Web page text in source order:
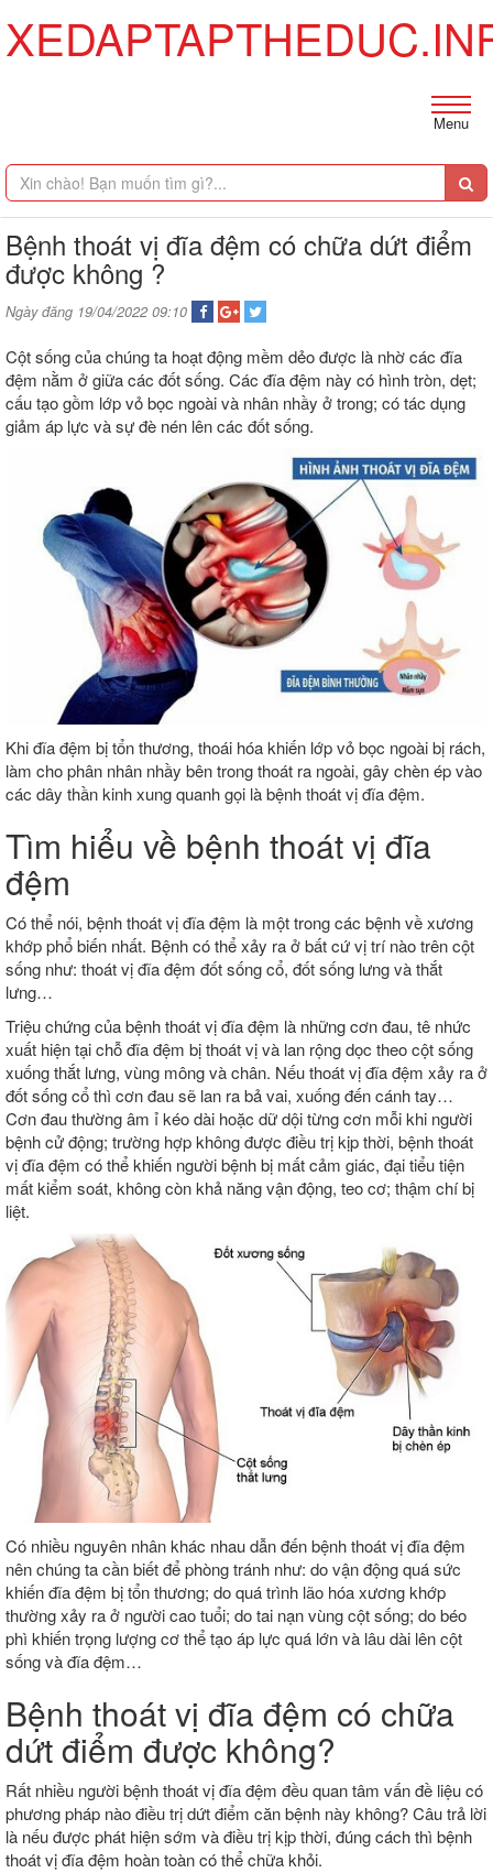
Menu
Bệnh thoát vị đĩa đệm có chữa dứt điểm
được không ?
Ngày đăng 19/04/2022 09:10
Cột sống của chúng ta hoạt động mềm dẻo được là nhờ các đĩa
đệm nằm ở giữa các đốt sống. Các đĩa đệm này có hình tròn, dẹt;
cấu tạo gồm lớp vỏ bọc ngoài và nhân nhầy ở trong; có tác dụng
giảm áp lực và sự đè nén lên các đốt sống.
Khi đĩa đệm bị tổn thương, thoái hóa khiến lớp vỏ bọc ngoài bị rách,
làm cho phân nhân nhầy bên trong thoát ra ngoài, gây chèn ép vào
các dây thần kinh xung quanh gọi là bệnh thoát vị đĩa đệm.
Tìm hiểu về bệnh thoát vị đĩa
đệm
Có thể nói, bệnh thoát vị đĩa đệm là một trong các bệnh về xương
khớp phổ biến nhất. Bệnh có thể xảy ra ở bất cứ vị trí nào trên cột
sống như: thoát vị đĩa đệm đốt sống cổ, đốt sống lưng và thắt
lưng…
Triệu chứng của bệnh thoát vị đĩa đệm là những cơn đau, tê nhức
xuất hiện tại chỗ đĩa đệm bị thoát vị và lan rộng dọc theo cột sống
xuống thắt lưng, vùng mông và chân. Nếu thoát vị đĩa đệm xảy ra ở
đốt sống cổ thì cơn đau sẽ lan ra bả vai, xuống đến cánh tay…
Cơn đau thường âm ỉ kéo dài hoặc dữ dội từng cơn mỗi khi người
bệnh cử động; trường hợp không được điều trị kịp thời, bệnh thoát
vị đĩa đệm có thể khiến người bệnh bị mất cảm giác, đại tiểu tiện
mất kiểm soát, không còn khả năng vận động, teo cơ; thậm chí bị
liệt.
Có nhiều nguyên nhân khác nhau dẫn đến bệnh thoát vị đĩa đệm
nên chúng ta cần biết để phòng tránh như: do vận động quá sức
khiến đĩa đệm bị tổn thương; do quá trình lão hóa xương khớp
thường xảy ra ở người cao tuổi; do tai nạn vùng cột sống; do béo
phì khiến trọng lượng cơ thể tạo áp lực quá lớn và lâu dài lên cột
sống và đĩa đệm…
Bệnh thoát vị đĩa đệm có chữa
dứt điểm được không?
Rất nhiều người bệnh thoát vị đĩa đệm đều quan tâm vấn đề liệu có
phương pháp nào điều trị dứt điểm căn bệnh này không? Câu trả lời
là nếu được phát hiện sớm và điều trị kịp thời, đúng cách thì bệnh
thoát vị đĩa đệm hoàn toàn có thể chữa khỏi.